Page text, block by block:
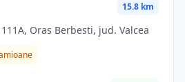
15.8 km
Oras Berbesti, jud. Valcea